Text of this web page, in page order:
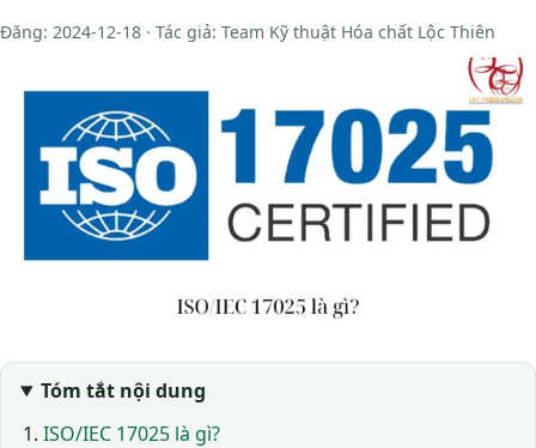
Đăng: 2024-12-18 · Tác giả: Team Kỹ thuật Hóa chất Lộc Thiên
Tóm tắt nội dung
ISO/IEC 17025 là gì?